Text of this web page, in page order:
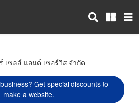
เซลส์ แอนด์ เซอร์วิส จำกัด
Get special discounts to
make a website.